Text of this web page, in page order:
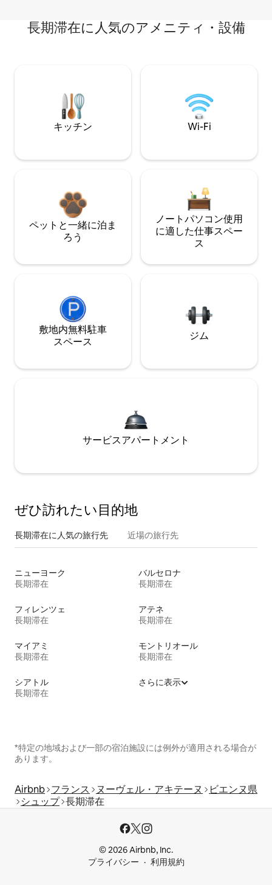
長期滞在に人気のアメニティ・設備
キッチン Wi-Fi
ペットと一緒に泊ま
ろう
ノートパソコン使用
に適した仕事スペー
ス
敷地内無料駐⁠車
ス⁠ペ⁠ー⁠ス
ジム
サービスアパートメント
ぜひ訪⁠れ⁠た⁠い目⁠的⁠地
長期滞在に人気の旅行先 近場の旅行先
ニューヨーク
長期滞在
バルセロナ
長期滞在
フィレンツェ
長期滞在
アテネ
長期滞在
マイアミ
長期滞在
モントリオール
長期滞在
シアトル
長期滞在
さらに表示
*特定の地域および一部の宿泊施設には例外が適用される場合が
あります。
Airbnb フランス ヌーヴェル・アキテーヌ
ビエンヌ県
シュップ 長期滞在
© 2026 Airbnb, Inc.
プライバシー
利用規約